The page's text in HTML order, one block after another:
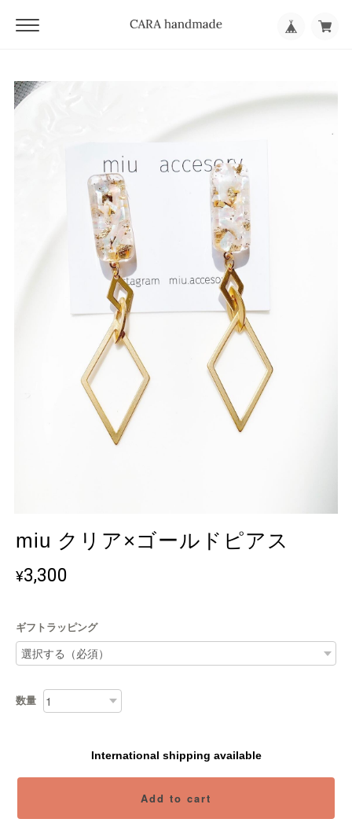
miu クリア×ゴールドピアス
¥3,300
ギフトラッピング
数量
International shipping available
Add to cart